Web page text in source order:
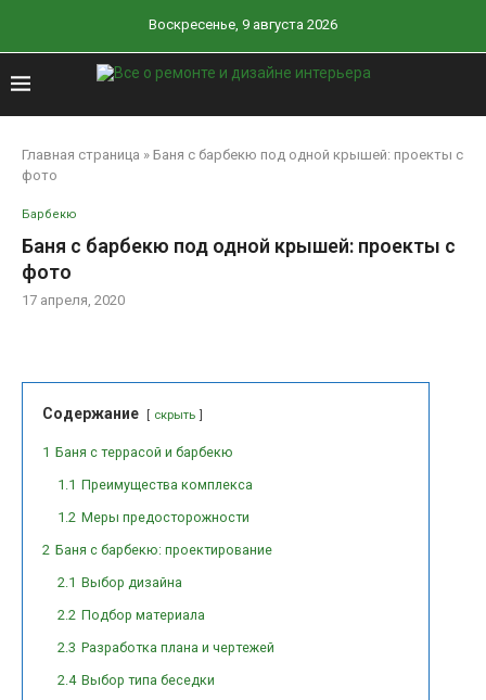
Воскресенье, 9 августа 2026
Главная страница » Баня с барбекю под одной крышей: проекты с
фото
Барбекю
Баня с барбекю под одной крышей: проекты с
фото
17 апреля, 2020
Содержание скрыть
1 Баня с террасой и барбекю
1.1 Преимущества комплекса
1.2 Меры предосторожности
2 Баня с барбекю: проектирование
2.1 Выбор дизайна
2.2 Подбор материала
2.3 Разработка плана и чертежей
2.4 Выбор типа беседки